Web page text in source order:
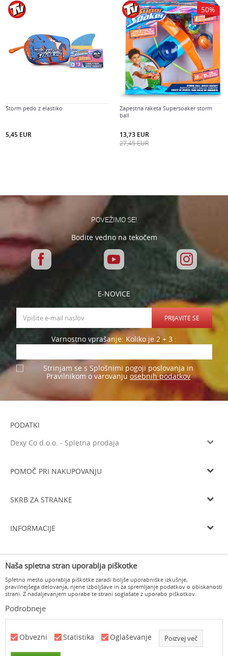
Storm pedo z elastiko
5,45 EUR
50%
Zapestna raketa Supersoaker storm
ball
13,73 EUR
27,45EUR
POVEŽIMO SE!
Bodite vedno na tekočem
E-NOVICE
PRIJAVITE SE
Varnostno vprašanje: Koliko je 2 + 3 :
Strinjam se s Splošnimi pogoji poslovanja in
Pravilnikom o varovanju osebnih podatkov
PODATKI
Dexy Co d.o.o. - Spletna prodaja
Tel: 05 933 75 21
Delovni čas
POMOČ PRI NAKUPOVANJU
Varovanje osebnih podatkov
Pogosta vprašanja
SKRB ZA STRANKE
Vračilo kupnine
Odstop od pogodbe in vračilo
INFORMACIJE
Delovni čas
Kontakt
©2026www.dexyco.si, IzdelavaNB SOFT. Vse pravice pridržane.
Naša spletna stran uporablja piškotke
Spletno mesto uporablja piškotke zaradi boljše uporabniške izkušnje,
pravilnejšega delovanja, njene izboljšave in za spremljanje podatkov o obiskanosti
strani. Z nadaljevanjem uporabe te strani soglašate z uporabo piškotkov.
Podrobneje
Obvezni Statistika Oglaševanje Poizvej več